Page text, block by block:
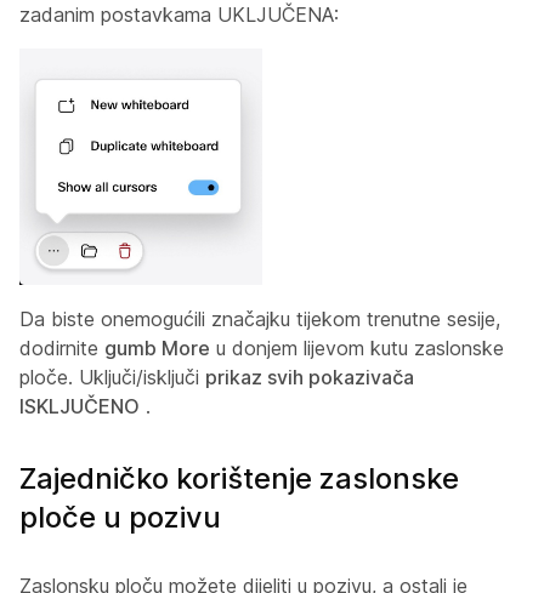
zadanim postavkama UKLJUČENA:
Da biste onemogućili značajku tijekom trenutne sesije,
dodirnite gumb More u donjem lijevom kutu zaslonske
ploče. Uključi/isključi prikaz svih pokazivača
ISKLJUČENO .
Zajedničko korištenje zaslonske
ploče u pozivu
Zaslonsku ploču možete dijeliti u pozivu, a ostali je